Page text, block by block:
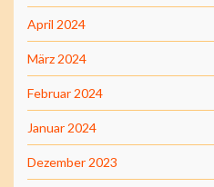
April 2024
März 2024
Februar 2024
Januar 2024
Dezember 2023